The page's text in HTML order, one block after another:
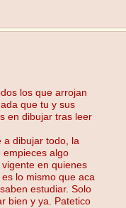
los que arrojan
que tu y sus
en dibujar tras leer
a dibujar todo, la
empieces algo
en quienes
lo mismo que aca
estudiar. Solo
bien y ya. Patetico